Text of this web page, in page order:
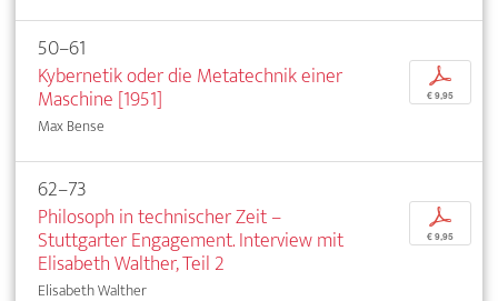
50–61
Kybernetik oder die Metatechnik einer
Maschine [1951]
Max Bense
p
€ 9,95
62–73
Philosoph in technischer Zeit –
Stuttgarter Engagement. Interview mit
Elisabeth Walther, Teil 2
Elisabeth Walther
p
€ 9,95